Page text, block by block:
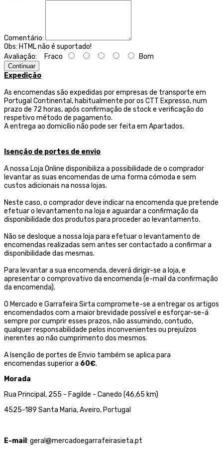
Comentário:
Obs: HTML não é suportado!
Avaliação: Fraco Bom
Continuar
Expedição
As encomendas são expedidas por empresas de transporte em
Portugal Continental, habitualmente por os CTT Expresso,num
prazo de 72 horas, após confirmação de stock e verificação do
respetivo método de pagamento.
A entrega ao domicílio não pode ser feita em Apartados.
Isenção de portes de envio
A nossa Loja Online disponibiliza a possibilidade de o comprador
levantar as suas encomendas de uma forma cómoda e sem
custos adicionais na nossa lojas.
Neste caso, o comprador deve indicar na encomenda que pretende
efetuar o levantamento na loja e aguardar a confirmação da
disponibilidade dos produtos para proceder ao levantamento.
Não se desloque a nossa loja para efetuar o levantamento de
encomendas realizadas sem antes ser contactado a confirmar a
disponibilidade das mesmas.
Para levantar a sua encomenda, deverá dirigir-se a loja, e
apresentar o comprovativo da encomenda (e-mail da confirmação
da encomenda).
O Mercado e Garrafeira Sirta compromete-se a entregar os artigos
encomendados com a maior brevidade possível e esforçar-se-á
sempre por cumprir esses prazos, não assumindo, contudo,
qualquer responsabilidade pelos inconvenientes ou prejuízos
inerentes ao não cumprimento dos mesmos.
A Isenção de portes de Envio também se aplica para
encomendas superior a 60€.
Morada
Rua Principal, 255 - Fagilde - Canedo (46,65 km)
4525-189 Santa Maria, Aveiro, Portugal
E-mail: geral@mercadoegarrafeirasieta.pt